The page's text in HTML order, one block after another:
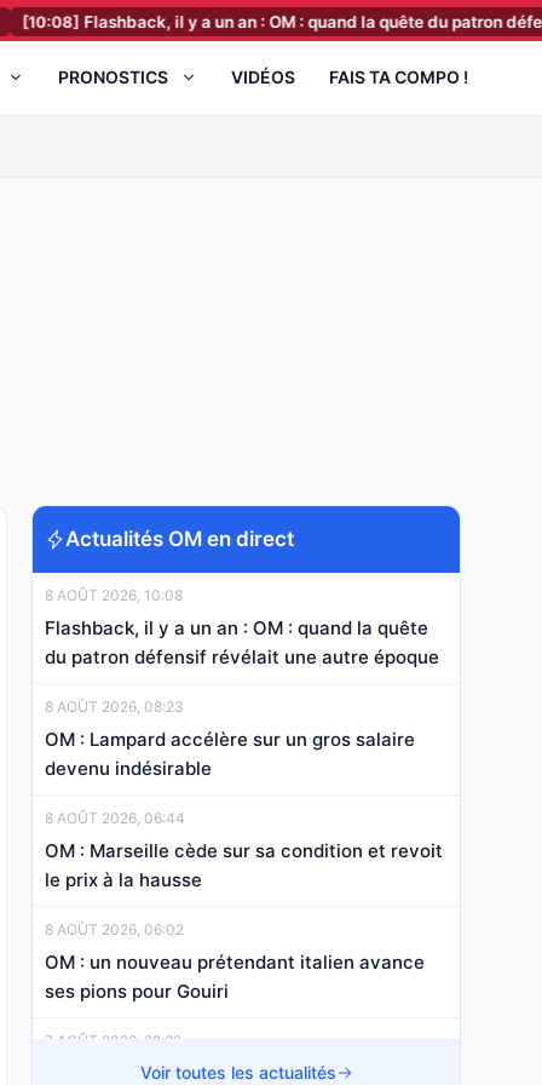
Flashback, il y a un an : OM : quand la quête du patron défensif
PRONOSTICS VIDÉOS FAIS TA COMPO !
Actualités OM en direct
8 AOÛT 2026, 10:08
Flashback, il y a un an : OM : quand la quête
du patron défensif révélait une autre époque
8 AOÛT 2026, 08:23
OM : Lampard accélère sur un gros salaire
devenu indésirable
8 AOÛT 2026, 06:44
OM : Marseille cède sur sa condition et revoit
le prix à la hausse
8 AOÛT 2026, 06:02
OM : un nouveau prétendant italien avance
ses pions pour Gouiri
7 AOÛT 2026, 22:20
OM Mercato : un transfert à 15 M€ bientôt
Voir toutes les actualités